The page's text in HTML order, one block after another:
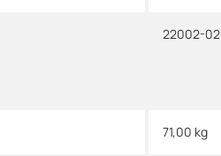
22002-02
71,00 kg